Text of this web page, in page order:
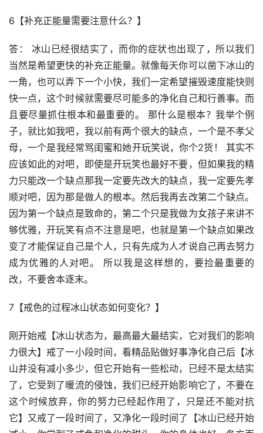
6【补充正能量需要注意什么？】
答： 冰山已经很结实了，而你的症状也出现了，所以我们
当然是希望更快的补充正能量。就像每天你可以凿下冰山的
一角，也可以弄下一个小快，我们一定希望摧毁速度能快则
快一点，这个时候就需要尽可能多的净化自己和行善事。而
且要尽量抓住根本和最重要的。 那什么是根本？我举个例
子，就比如我吧，我以前有两个很大的缺点，一个是不孝父
母，一个是我经常骂闺蜜和她开玩笑说，你个2货！ 其实不
应该如此的对吧，即使是开玩笑也最好不要，但如果我的精
力只能改一个缺点那我一定要先改大的缺点，我一定要先孝
顺对吧，因为那是做人的根本。然后我再去改第二个缺点。
因为第一个缺点是致命的，第二个只是我做为女孩子来讲不
够优雅，开玩笑有点不注意是吧，也就是第一个缺点如果改
变了才能保证自己是个人，只有先成为人才说自己再去努力
成为优雅的人对吧。 所以我是这样想的，要捡最重要的
改，不要舍本逐末。
7【戒色的过程冰山状态如何变化？】
刚开始戒【冰山状态为，最高最大最结实，它对我们的影响
力很大】戒了一小段时间，看精品贴做好事净化自己后【冰
山并没有减小多少，但它开始有一些松动，已经不是太结实
了，它受到了暖流的侵蚀，我们已经开始影响它了，不要在
这个时候放弃，你的努力已经起作用了，只是还不能对抗
它】又戒了一段时间了，又净化一段时间了【冰山已经开始